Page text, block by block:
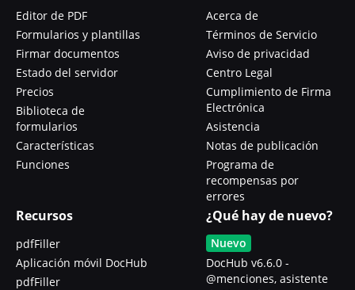
Editor de PDF
Formularios y plantillas
Firmar documentos
Estado del servidor
Precios
Biblioteca de
formularios
Características
Funciones
Acerca de
Términos de Servicio
Aviso de privacidad
Centro Legal
Cumplimiento de Firma
Electrónica
Asistencia
Notas de publicación
Programa de
recompensas por
errores
Recursos
pdfFiller
Aplicación móvil DocHub
pdfFiller
¿Qué hay de nuevo?
Nuevo
DocHub v6.6.0 -
@menciones, asistente